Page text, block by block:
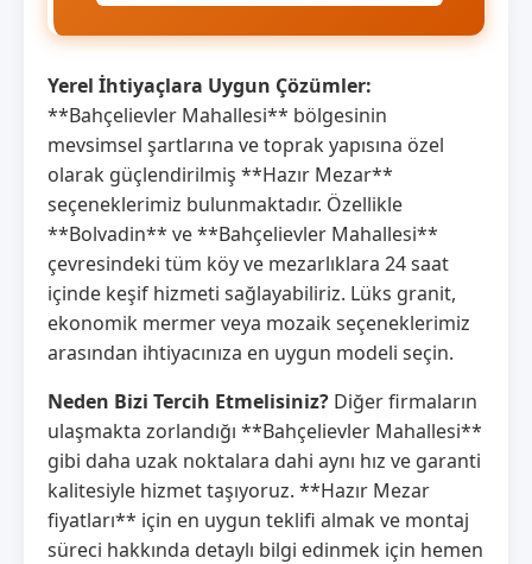
Yerel İhtiyaçlara Uygun Çözümler:
**Bahçelievler Mahallesi** bölgesinin
mevsimsel şartlarına ve toprak yapısına özel
olarak güçlendirilmiş **Hazır Mezar**
seçeneklerimiz bulunmaktadır. Özellikle
**Bolvadin** ve **Bahçelievler Mahallesi**
çevresindeki tüm köy ve mezarlıklara 24 saat
içinde keşif hizmeti sağlayabiliriz. Lüks granit,
ekonomik mermer veya mozaik seçeneklerimiz
arasından ihtiyacınıza en uygun modeli seçin.
Neden Bizi Tercih Etmelisiniz? Diğer firmaların
ulaşmakta zorlandığı **Bahçelievler Mahallesi**
gibi daha uzak noktalara dahi aynı hız ve garanti
kalitesiyle hizmet taşıyoruz. **Hazır Mezar
fiyatları** için en uygun teklifi almak ve montaj
süreci hakkında detaylı bilgi edinmek için hemen